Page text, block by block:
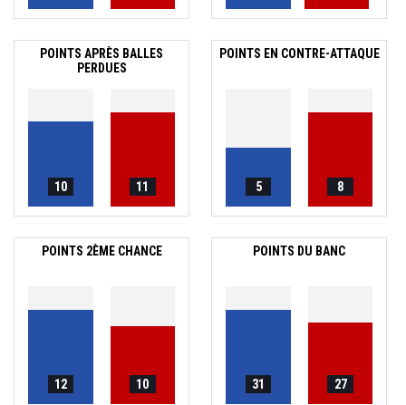
POINTS APRÈS BALLES
PERDUES
10 11
POINTS EN CONTRE-ATTAQUE
5 8
POINTS 2ÈME CHANCE
12 10
POINTS DU BANC
31 27